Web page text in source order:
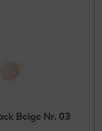
Beige Nr. 03